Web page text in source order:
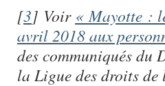
[3] Voir « Mayotte :
avril 2018 aux
des communiqués du
la Ligue des droits de